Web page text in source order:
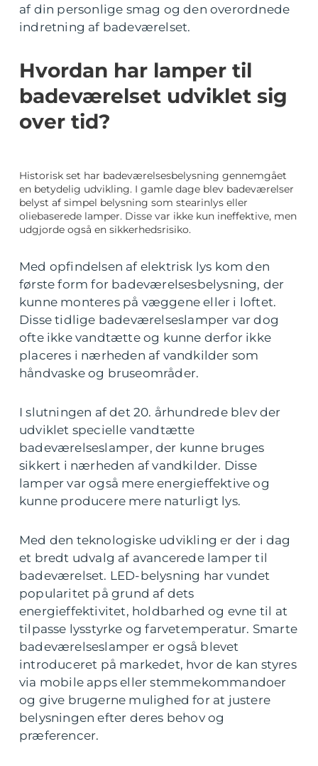
af din personlige smag og den overordnede
indretning af badeværelset.
Hvordan har lamper til
badeværelset udviklet sig
over tid?
Historisk set har badeværelsesbelysning gennemgået
en betydelig udvikling. I gamle dage blev badeværelser
belyst af simpel belysning som stearinlys eller
oliebaserede lamper. Disse var ikke kun ineffektive, men
udgjorde også en sikkerhedsrisiko.
Med opfindelsen af elektrisk lys kom den
første form for badeværelsesbelysning, der
kunne monteres på væggene eller i loftet.
Disse tidlige badeværelseslamper var dog
ofte ikke vandtætte og kunne derfor ikke
placeres i nærheden af vandkilder som
håndvaske og bruseområder.
I slutningen af det 20. århundrede blev der
udviklet specielle vandtætte
badeværelseslamper, der kunne bruges
sikkert i nærheden af vandkilder. Disse
lamper var også mere energieffektive og
kunne producere mere naturligt lys.
Med den teknologiske udvikling er der i dag
et bredt udvalg af avancerede lamper til
badeværelset. LED-belysning har vundet
popularitet på grund af dets
energieffektivitet, holdbarhed og evne til at
tilpasse lysstyrke og farvetemperatur. Smarte
badeværelseslamper er også blevet
introduceret på markedet, hvor de kan styres
via mobile apps eller stemmekommandoer
og give brugerne mulighed for at justere
belysningen efter deres behov og
præferencer.